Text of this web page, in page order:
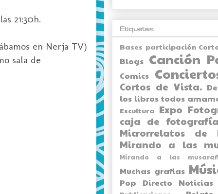
21:30h.
en Nerja TV)
sala de
Etiquetas
Bases participación
Blogs Canción
Comics
Cortos de Vista.
los libros todos
Escultura Expo
caja de
Microrrelatos de
Mirando a las
Mirando a las
Muchas grafias
Pop Directo Noticias